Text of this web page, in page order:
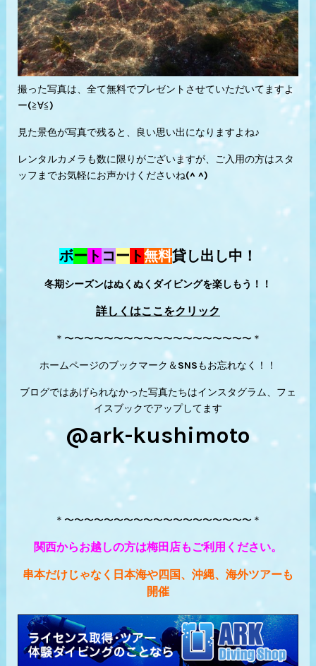
撮った写真は、全て無料でプレゼントさせていただいてますよ
ー(≧∀≦)
見た景色が写真で残ると、良い思い出になりますよね♪
レンタルカメラも数に限りがございますが、ご入用の方はスタ
ッフまでお気軽にお声かけくださいね(^ ^)
ボー ト コー ト無料貸し出し中！
冬期シーズンはぬくぬくダイビングを楽しもう！！
詳しくはここをクリック
＊〜〜〜〜〜〜〜〜〜〜〜〜〜〜〜〜〜〜〜＊
ホームページのブックマーク＆SNSもお忘れなく！！
ブログではあげられなかった写真たちはインスタグラム、フェ
イスブックでアップしてます
@ark-kushimoto
＊〜〜〜〜〜〜〜〜〜〜〜〜〜〜〜〜〜〜〜＊
関西からお越しの方は梅田店もご利用ください。
串本だけじゃなく日本海や四国、沖縄、海外ツアーも
開催